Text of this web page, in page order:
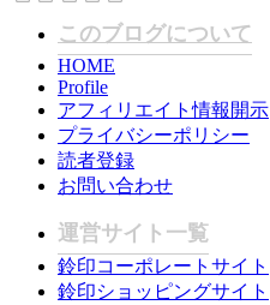
このブログについて
HOME
Profile
アフィリエイト情報開示
プライバシーポリシー
読者登録
お問い合わせ
運営サイト一覧
鈴印コーポレートサイト
鈴印ショッピングサイト